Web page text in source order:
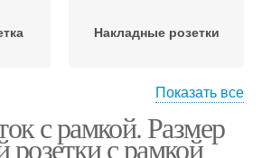
Накладные розетки
Розетки в ванной
комнате
Показать все
с рамкой. Размер
розетки с рамкой